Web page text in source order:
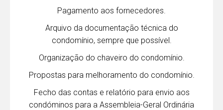
Pagamento aos fornecedores.
Arquivo da documentação técnica do
condomínio, sempre que possível.
Organização do chaveiro do condomínio.
Propostas para melhoramento do condomínio.
Fecho das contas e relatório para envio aos
condóminos para a Assembleia-Geral Ordinária